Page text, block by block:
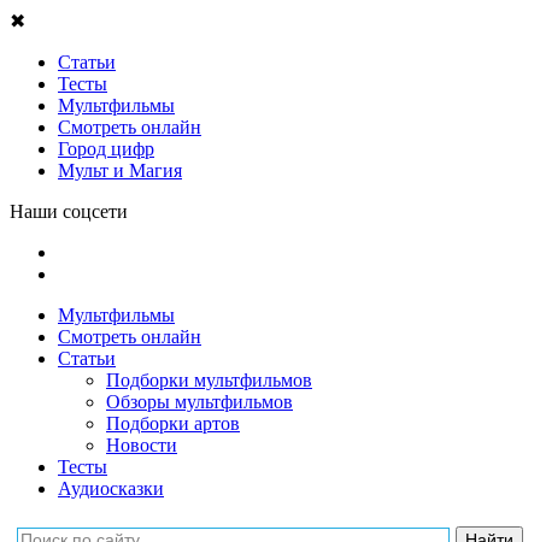
✖
Статьи
Тесты
Мультфильмы
Смотреть онлайн
Город цифр
Мульт и Магия
Наши соцсети
Мультфильмы
Смотреть онлайн
Статьи
Подборки мультфильмов
Обзоры мультфильмов
Подборки артов
Новости
Тесты
Аудиосказки